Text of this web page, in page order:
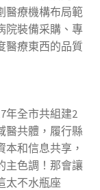
醫療機構布局範
院裝備采購、專
醫療東西的品質
全市共組建2
醫共體，履行縣
和信息共享，
主色調！那會讓
太不水瓶座